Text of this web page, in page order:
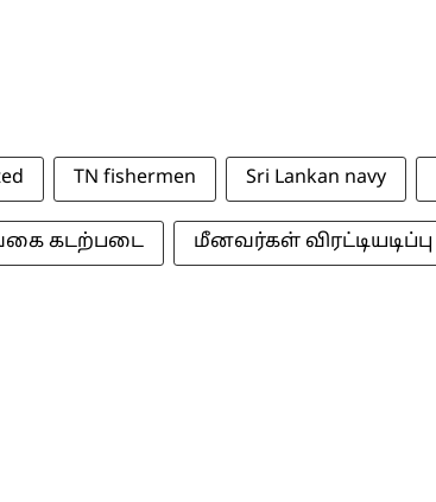
TN fishermen Sri Lankan navy
கடற்படை மீனவர்கள் விரட்டியடிப்பு